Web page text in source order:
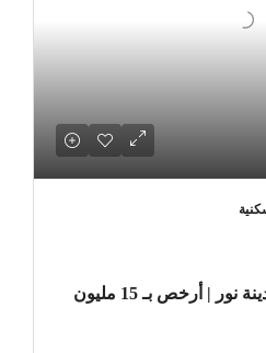
للبيع فيلا توين هاوس بمدينة نور | أرخص بـ 15 مليون